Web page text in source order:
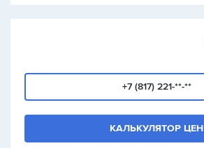
+7 (817) 221-**-**
КАЛЬКУЛЯТОР ЦЕН